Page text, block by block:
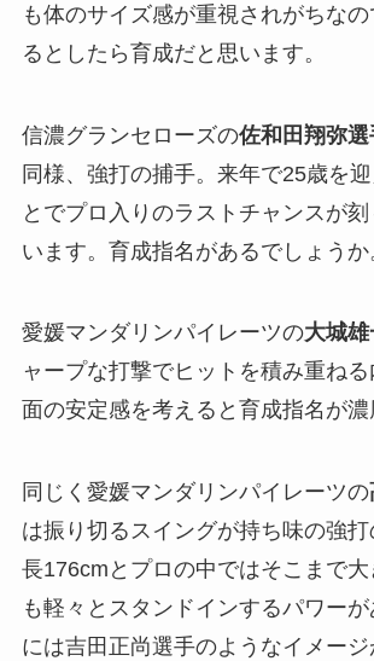
も体のサイズ感が重視されがちな
るとしたら育成だと思います。
信濃グランセローズの佐和田翔弥選
同様、強打の捕手。来年で25歳を
とでプロ入りのラストチャンスが
います。育成指名があるでしょうか
愛媛マンダリンパイレーツの大城
ャープな打撃でヒットを積み重ね
面の安定感を考えると育成指名が濃
同じく愛媛マンダリンパイレーツの
は振り切るスイングが持ち味の強
長176cmとプロの中ではそこまで
も軽々とスタンドインするパワー
には吉田正尚選手のようなイメージ